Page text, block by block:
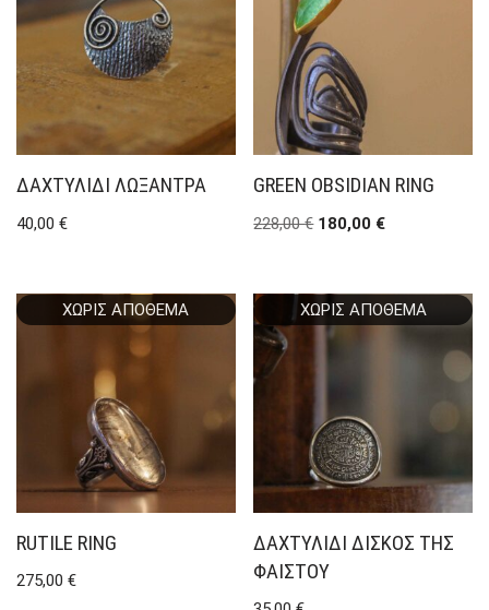
ΔΑΧΤΥΛΊΔΙ ΛΩΞΆΝΤΡΑ
40,00 €
GREEN OBSIDIAN RING
228,00€ 180,00 €
ΧΩΡΊΣ ΑΠΌΘΕΜΑ
RUTILE RING
275,00 €
ΧΩΡΊΣ ΑΠΌΘΕΜΑ
ΔΑΧΤΥΛΊΔΙ ΔΊΣΚΟΣ ΤΗΣ
ΦΑΙΣΤΟΎ